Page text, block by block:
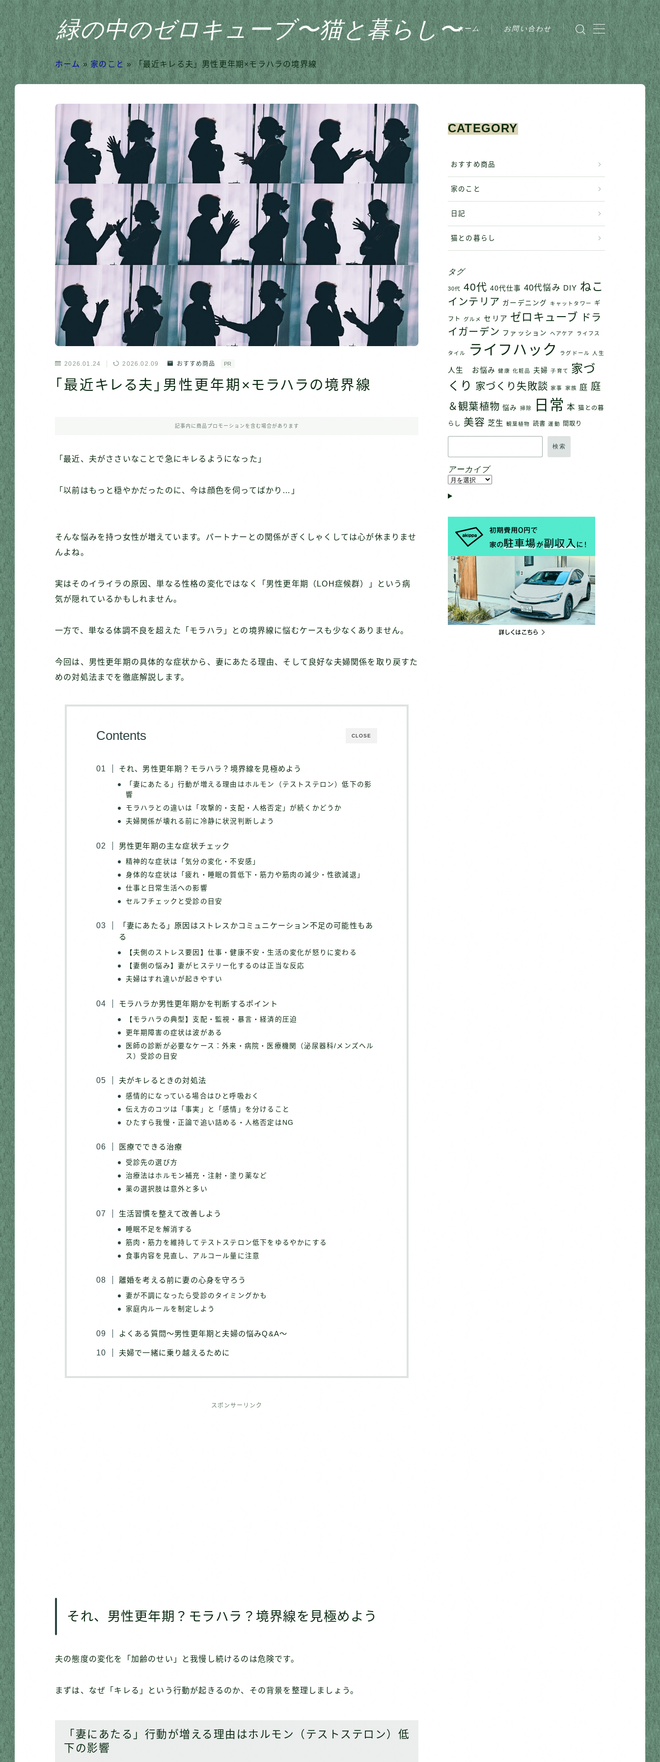
緑の中のゼロキューブ〜猫と暮らし〜ホーム お問い合わせ
おすすめ商品
家のこと
日記
猫との暮らし
ホーム » 家のこと »「最近キレる夫」男性更年期×モラハラの境界線
2026.01.24 2026.02.09 おすすめ商品 PR
「最近キレる夫」男性更年期×モラハラの境界線
記事内に商品プロモーションを含む場合があります
「最近、夫がささいなことで急にキレるようになった」
「以前はもっと穏やかだったのに、今は顔色を伺ってばかり…」
そんな悩みを持つ女性が増えています。パートナーとの関係がぎくしゃくしては心が休まりませ
んよね。
実はそのイライラの原因、単なる性格の変化ではなく「男性更年期（LOH症候群）」という病
気が隠れているかもしれません。
一方で、単なる体調不良を超えた「モラハラ」との境界線に悩むケースも少なくありません。
今回は、男性更年期の具体的な症状から、妻にあたる理由、そして良好な夫婦関係を取り戻すた
めの対処法までを徹底解説します。
CLOSE
Contents
それ、男性更年期？モラハラ？境界線を見極めよう
「妻にあたる」行動が増える理由はホルモン（テストステロン）低下の影
響
モラハラとの違いは「攻撃的・支配・人格否定」が続くかどうか
夫婦関係が壊れる前に冷静に状況判断しよう
男性更年期の主な症状チェック
精神的な症状は「気分の変化・不安感」
身体的な症状は「疲れ・睡眠の質低下・筋力や筋肉の減少・性欲減退」
仕事と日常生活への影響
セルフチェックと受診の目安
「妻にあたる」原因はストレスかコミュニケーション不足の可能性もあ
る
【夫側のストレス要因】仕事・健康不安・生活の変化が怒りに変わる
【妻側の悩み】妻がヒステリー化するのは正当な反応
夫婦はすれ違いが起きやすい
モラハラか男性更年期かを判断するポイント
【モラハラの典型】支配・監視・暴言・経済的圧迫
更年期障害の症状は波がある
医師の診断が必要なケース：外来・病院・医療機関（泌尿器科/メンズヘル
ス）受診の目安
夫がキレるときの対処法
感情的になっている場合はひと呼吸おく
伝え方のコツは「事実」と「感情」を分けること
ひたすら我慢・正論で追い詰める・人格否定はNG
医療でできる治療
受診先の選び方
治療法はホルモン補充・注射・塗り薬など
薬の選択肢は意外と多い
生活習慣を整えて改善しよう
睡眠不足を解消する
筋肉・筋力を維持してテストステロン低下をゆるやかにする
食事内容を見直し、アルコール量に注意
離婚を考える前に妻の心身を守ろう
妻が不調になったら受診のタイミングかも
家庭内ルールを制定しよう
よくある質問〜男性更年期と夫婦の悩みQ&A〜
夫婦で一緒に乗り越えるために
スポンサーリンク
それ、男性更年期？モラハラ？境界線を見極めよう
夫の態度の変化を「加齢のせい」と我慢し続けるのは危険です。
まずは、なぜ「キレる」という行動が起きるのか、その背景を整理しましょう。
「妻にあたる」行動が増える理由はホルモン（テストステロン）低
下の影響
CATEGORY
おすすめ商品
家のこと
日記
猫との暮らし
タグ
30代 40代 40代仕事 40代悩み DIY ねこ
インテリア ガーデニング キャットタワー ギ
フト グルメ セリア ゼロキューブ
ドラ
イガーデン ファッション ヘアケア ライフス
タイル ライフハック ラグドール 人生
人生 お悩み 健康 化粧品 夫婦 子育て
家づ
くり 家づくり失敗談 家事 家族 庭 庭
＆観葉植物 悩み 掃除 日常 本 猫との暮
らし 美容 芝生 観葉植物 読書 運動 間取り
検索
アーカイブ
ア
ー
イ